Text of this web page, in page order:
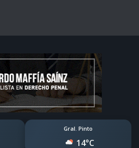
Gral. Pinto
14°C